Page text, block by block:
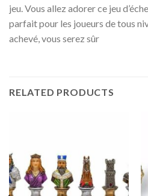
jeu. Vous allez adorer ce jeu
parfait pour les joueurs de tous
achevé, vous serez sûr
RELATED PRODUCTS